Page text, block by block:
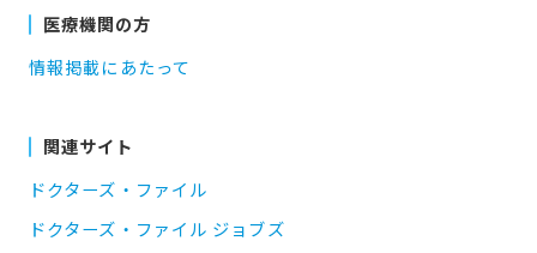
医療機関の方
情報掲載にあたって
関連サイト
ドクターズ・ファイル
ドクターズ・ファイル ジョブズ